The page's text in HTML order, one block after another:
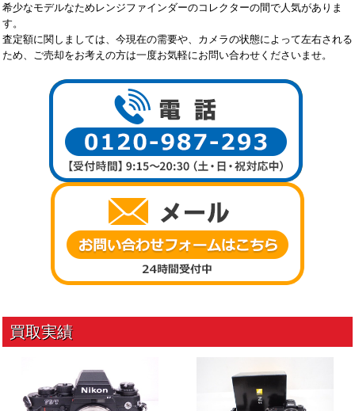
希少なモデルなためレンジファインダーのコレクターの間で人気がありま
す。
査定額に関しましては、今現在の需要や、カメラの状態によって左右される
ため、ご売却をお考えの方は一度お気軽にお問い合わせくださいませ。